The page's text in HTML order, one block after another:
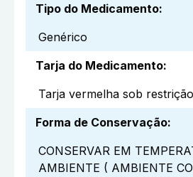
Tipo do Medicamento:
Genérico
Tarja do Medicamento:
Tarja vermelha sob restrição
Forma de Conservação:
CONSERVAR EM
AMBIENTE ( AMBIENTE